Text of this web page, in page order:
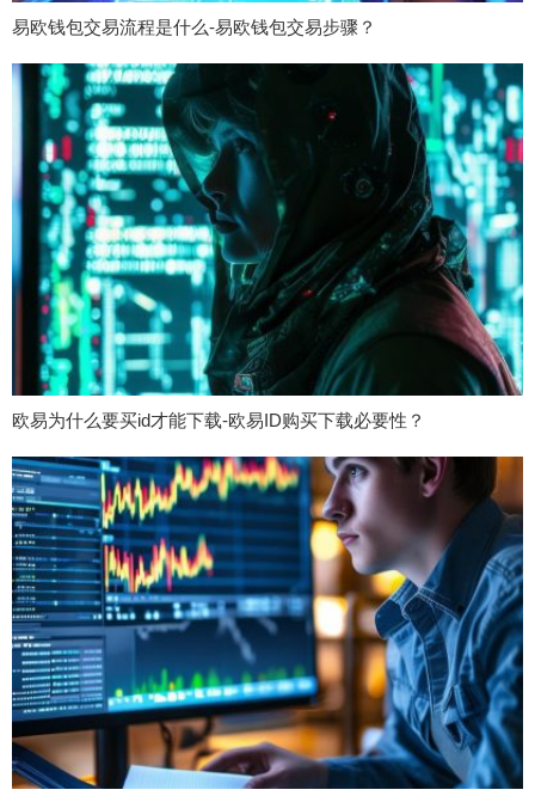
易欧钱包交易流程是什么-易欧钱包交易步骤？
欧易为什么要买id才能下载-欧易ID购买下载必要性？